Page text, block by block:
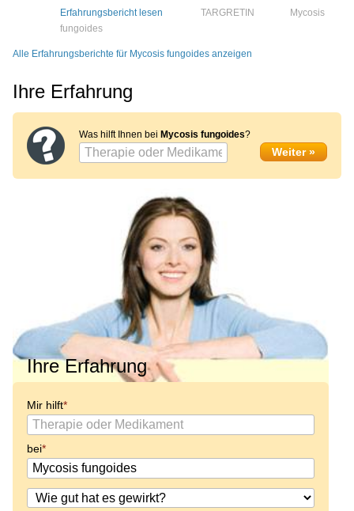
Erfahrungsbericht lesen TARGRETIN
Mycosis
fungoides
Alle Erfahrungsberichte für Mycosis fungoides anzeigen
Ihre Erfahrung
Was hilft Ihnen bei Mycosis fungoides?
Ihre Erfahrung
Mir hilft
bei